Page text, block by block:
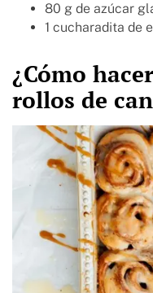
80 g de azúcar
1 cucharadita de
¿Cómo
rollos de